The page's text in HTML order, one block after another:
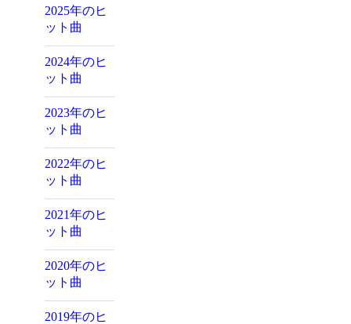
2025年のヒ
ット曲
2024年のヒ
ット曲
2023年のヒ
ット曲
2022年のヒ
ット曲
2021年のヒ
ット曲
2020年のヒ
ット曲
2019年のヒ